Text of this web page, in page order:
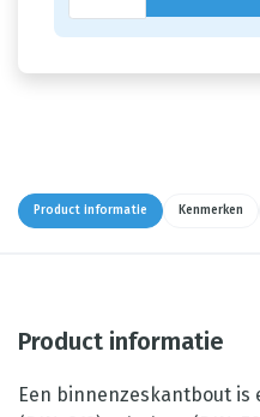
Product informatie Kenmerken
Product informatie
Een binnenzeskantbout